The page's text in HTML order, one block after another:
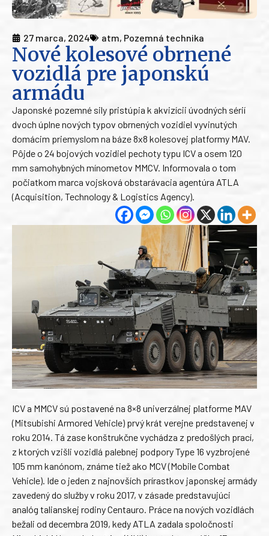
27 marca, 2024 atm, Pozemná technika
Nové kolesové obrnené
vozidlá pre japonskú
armádu
Japonské pozemné sily pristúpia k akvizícii úvodných sérií
dvoch úplne nových typov obrnených vozidiel vyvinutých
domácim priemyslom na báze 8x8 kolesovej platformy MAV.
Pôjde o 24 bojových vozidiel pechoty typu ICV a osem 120
mm samohybných mínometov MMCV. Informovala o tom
počiatkom marca vojsková obstarávacia agentúra ATLA
(Acquisition, Technology & Logistics Agency).
ICV a MMCV sú postavené na 8×8 univerzálnej platforme MAV
(Mitsubishi Armored Vehicle) prvý krát verejne predstavenej v
roku 2014. Tá zase konštrukčne vychádza z predošlých prací,
z ktorých vzišli vozidlá palebnej podpory Type 16 vyzbrojené
105 mm kanónom, známe tiež ako MCV (Mobile Combat
Vehicle). Ide o jeden z najnovších prírastkov japonskej armády
zavedený do služby v roku 2017, v zásade predstavujúci
analóg talianskej rodiny Centauro. Práce na nových vozidlách
bežali od decembra 2019, kedy ATLA zadala spoločnosti